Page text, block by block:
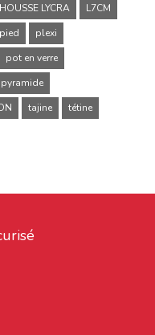
HOUSSE LYCRA
L7CM
pied
plexi
pot en verre
pyramide
tajine
tétine